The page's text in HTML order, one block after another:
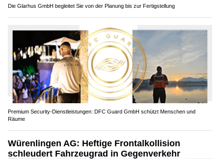
Die Glarhus GmbH begleitet Sie von der Planung bis zur Fertigstellung
Premium Security-Dienstleistungen: DFC Guard GmbH schützt Menschen und
Räume
Würenlingen AG: Heftige Frontalkollision
schleudert Fahrzeugrad in Gegenverkehr